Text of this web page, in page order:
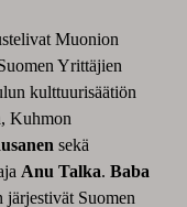
Muonion
Yrittäjien
kulttuurisäätiön
, Kuhmon
sekä
Anu Talka. Baba
järjestivät Suomen